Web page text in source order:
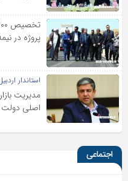
پروژه در
استاندار
مدیریت
اصلی
اجتماعی